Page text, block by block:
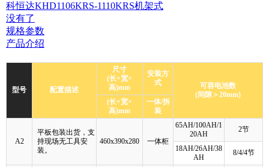
科恒达KHD1106KRS-1110KRS机架式
没有了
规格参数
产品介绍
型号 配置描述
尺寸
(长×宽×
高)mm
安装方
式
可容电池数
(间隙＞20mm)
(长×宽×
高)mm
一体/拆
装
A2
平板包装出货，支
持现场无工具安
装。
460x390x280 一体柜
65AH/100AH/1
20AH
2节
18AH/26AH/38
AH
8/4/4节